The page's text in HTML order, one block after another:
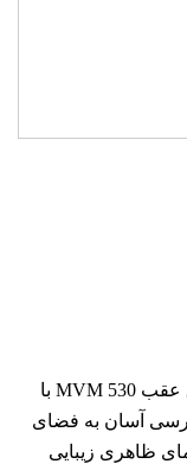
درب صندوق عقب MVM 530 درب صندوق عقب MVM 530 با
آسان به فضای
ظاهری زیبایی